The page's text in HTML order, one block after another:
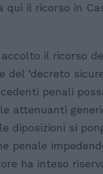
qui il ricorso in
il ricorso
del ‘decreto
penali
attenuanti
diposizioni si
penale
ha inteso